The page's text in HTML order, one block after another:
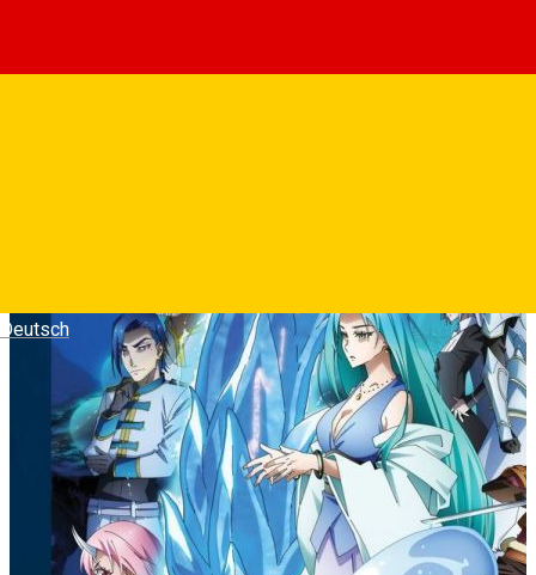
Deutsch
In timpul vacantei, ei intalnesc o femeie misterioasa pe nume